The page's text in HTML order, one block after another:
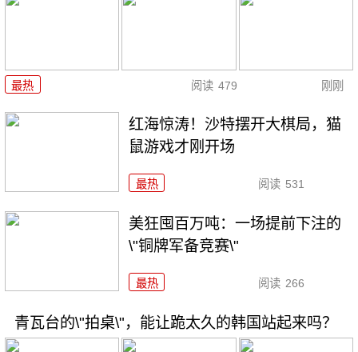
最热 阅读 479 刚刚
红海惊涛！沙特摆开大棋局，猫
鼠游戏才刚开场
最热 阅读 531
美狂囤百万吨：一场提前下注的
\"铜牌军备竞赛\"
最热 阅读 266
青瓦台的\"拍桌\"，能让跪太久的韩国站起来吗？